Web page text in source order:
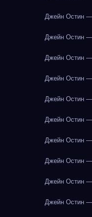
Джейн Остин —
Джейн Остин —
Джейн Остин —
Джейн Остин —
Джейн Остин —
Джейн Остин —
Джейн Остин —
Джейн Остин —
Джейн Остин —
Джейн Остин —